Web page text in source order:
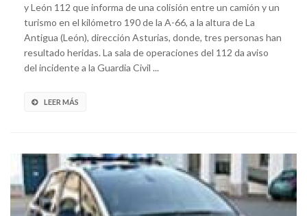
y León 112 que informa de una colisión entre un camión y un
turismo en el kilómetro 190 de la A-66, a la altura de La
Antigua (León), dirección Asturias, donde, tres personas han
resultado heridas. La sala de operaciones del 112 da aviso
del incidente a la Guardia Civil ...
LEER MÁS